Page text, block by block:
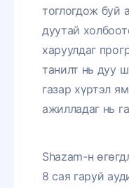
тоглогдож буй
дуутай
харуулдаг
танилт нь дуу
газар хүртэл
ажилладаг нь
Shazam-н
8 сая гаруй